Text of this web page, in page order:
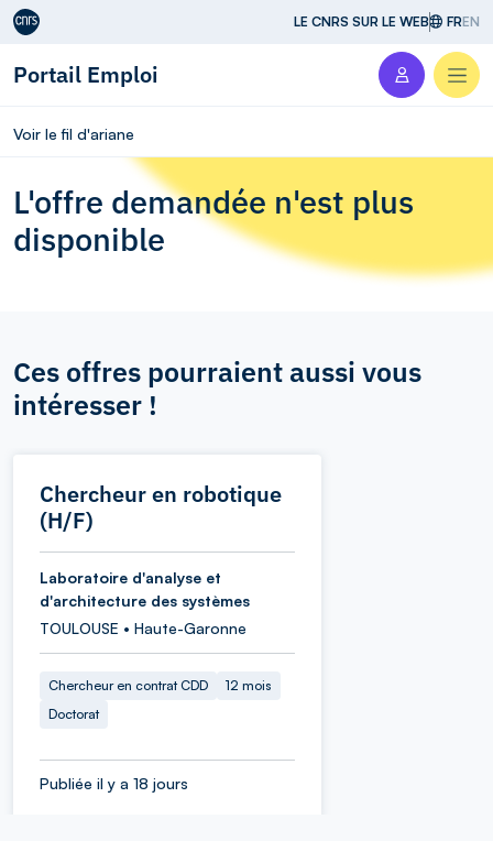
Aller au contenu LE CNRS SUR LE WEB FREN
Portail Emploi
Voir le fil d'ariane
L'offre demandée n'est plus
disponible
Ces offres pourraient aussi vous
intéresser !
Chercheur en robotique
(H/F)
Laboratoire d'analyse et
d'architecture des systèmes
TOULOUSE • Haute-Garonne
Chercheur en contrat CDD
12 mois
Doctorat
Publiée il y a 18 jours